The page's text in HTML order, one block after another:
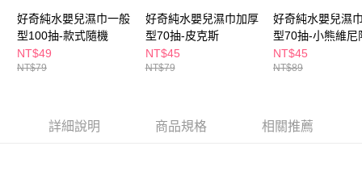
任。
４．使用「AFTEE先享後付」時，將依據個別帳號之用戶狀況，依本公司即
時審查核予不同之上限額度；若仍有額度不足之情形，本公司將視審查結果
請求用戶進行身份認證。
每筆NT$100，滿NT$790(含以上)免運費
付款後寶雅門市自取(由倉庫統一出貨)
好奇純水嬰兒濕巾一般
型100抽-款式隨機
NT$49
NT$79
好奇純水嬰兒濕巾加厚
型70抽-皮克斯
NT$45
NT$79
好奇純水嬰兒濕
型70抽-小熊維尼
款式隨機
NT$45
NT$89
詳細說明 商品規格 相關推薦